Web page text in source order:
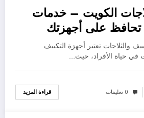
الكويت – خدمات
تحافظ على أجهزتك
والثلاجات تعتبر أجهزة التكييف
في حياة الأفراد، حيث…
0 تعليقات قراءة المزيد